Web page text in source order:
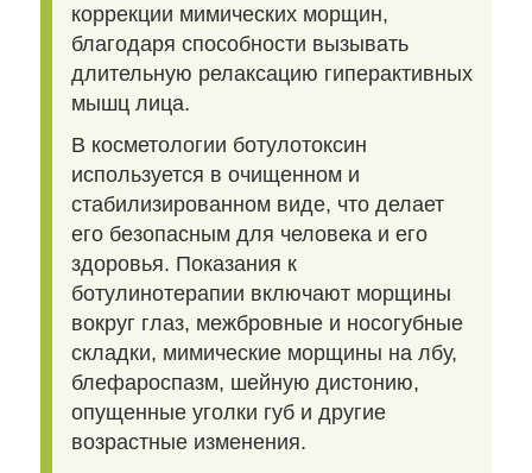
коррекции мимических морщин,
благодаря способности вызывать
длительную релаксацию гиперактивных
мышц лица.
В косметологии ботулотоксин
используется в очищенном и
стабилизированном виде, что делает
его безопасным для человека и его
здоровья. Показания к
ботулинотерапии включают морщины
вокруг глаз, межбровные и носогубные
складки, мимические морщины на лбу,
блефароспазм, шейную дистонию,
опущенные уголки губ и другие
возрастные изменения.